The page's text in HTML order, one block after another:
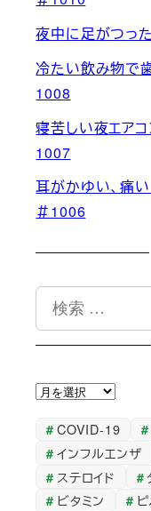
夜中に足がつっ
冷たい飲み物で
1008
寝苦しい夜エア
1007
耳がかゆい、痛
＃1006
索
ア
カ
イ
ブ
COVID-19
インフルエンザ
ステロイド
ビタミン